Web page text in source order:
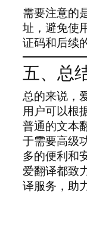
需要注意的
址，避免使
证码和后续
五、总
总的来说，
用户可以根
普通的文本
于需要高级
多的便利和
爱翻译都致
译服务，助